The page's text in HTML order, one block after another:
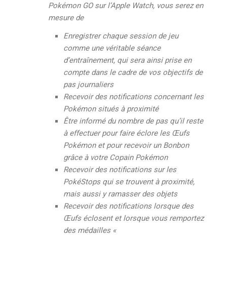
Pokémon GO sur l’Apple Watch, vous serez en
mesure de
Enregistrer chaque session de jeu
comme une véritable séance
d’entraînement, qui sera ainsi prise en
compte dans le cadre de vos objectifs de
pas journaliers
Recevoir des notifications concernant les
Pokémon situés à proximité
Être informé du nombre de pas qu’il reste
à effectuer pour faire éclore les Œufs
Pokémon et pour recevoir un Bonbon
grâce à votre Copain Pokémon
Recevoir des notifications sur les
PokéStops qui se trouvent à proximité,
mais aussi y ramasser des objets
Recevoir des notifications lorsque des
Œufs éclosent et lorsque vous remportez
des médailles «